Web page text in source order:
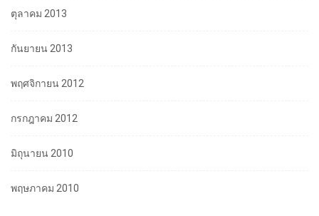
ตุลาคม 2013
กันยายน 2013
พฤศจิกายน 2012
กรกฎาคม 2012
มิถุนายน 2010
พฤษภาคม 2010